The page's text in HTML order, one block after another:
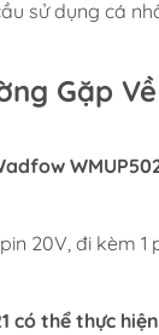
sử dụng cá
Gặp
20V, đi kèm 1
có thể thực